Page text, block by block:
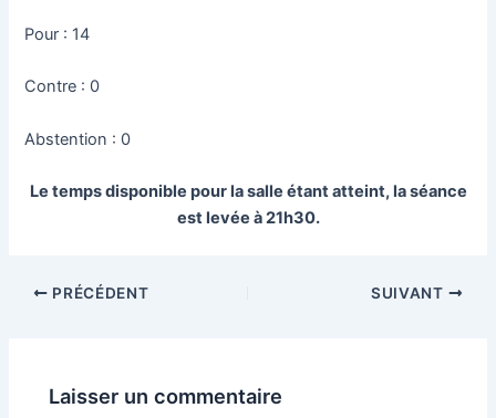
Pour : 14
Contre : 0
Abstention : 0
Le temps disponible pour la salle étant atteint, la séance
est levée à 21h30.
NavigationPRÉCÉDENT SUIVANT
Laisser un commentaire